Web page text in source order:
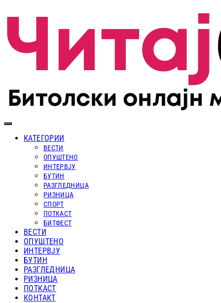
КАТЕГОРИИ
ВЕСТИ
ОПУШТЕНО
ИНТЕРВЈУ
БУТИН
РАЗГЛЕДНИЦА
РИЗНИЦА
СПОРТ
ПОТКАСТ
БИТФЕСТ
ВЕСТИ
ОПУШТЕНО
ИНТЕРВЈУ
БУТИН
РАЗГЛЕДНИЦА
РИЗНИЦА
ПОТКАСТ
КОНТАКТ